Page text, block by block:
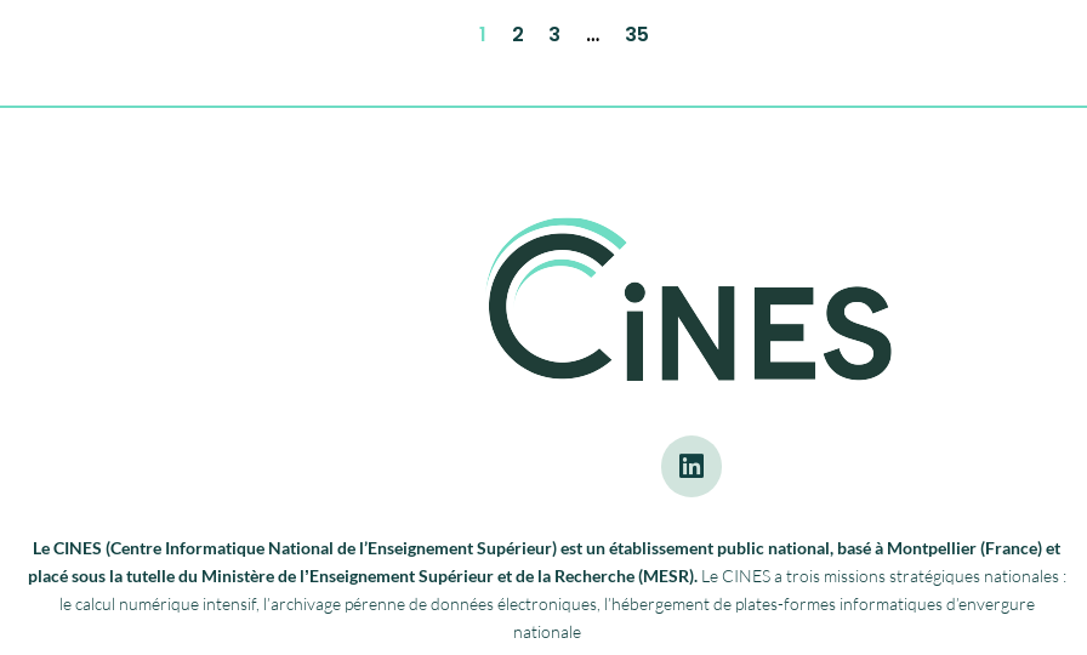
1 2 3 … 35
Le CINES (Centre Informatique National de l’Enseignement Supérieur) est un établissement public national, basé à Montpellier (France) et
placé sous la tutelle du Ministère de lʼEnseignement Supérieur et de la Recherche (MESR).Le CINES a trois missions stratégiques nationales :
le calcul numérique intensif, l’archivage pérenne de données électroniques, l’hébergement de plates-formes informatiques d’envergure
nationale